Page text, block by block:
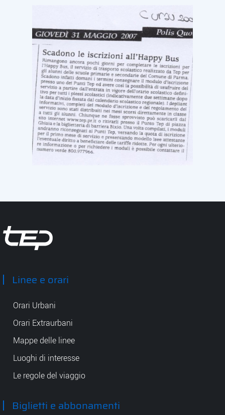
Linee e orari
Orari Urbani
Orari Extraurbani
Mappe delle linee
Luoghi di interesse
Le regole del viaggio
Biglietti e abbonamenti